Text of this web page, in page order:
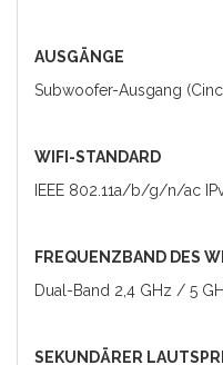
AUSGÄNGE
Subwoofer-Ausgang
WIFI-STANDARD
IEEE 802.11a/b/g/n/ac
FREQUENZBAND DES
Dual-Band 2,4 GHz / 5
SEKUNDÄRER